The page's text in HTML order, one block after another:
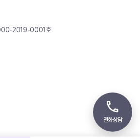
2019-0001호
전화상담